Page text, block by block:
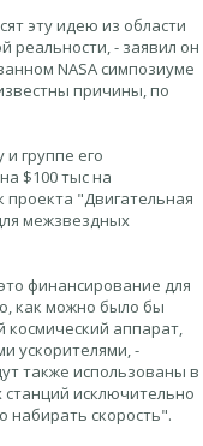
эту идею из области
реальности, - заявил он
NASA симпозиуме
причины, по
группе его
$100 тыс на
"Двигательная
межзвездных
финансирование для
как можно было бы
аппарат,
ускорителями, -
также использованы в
исключительно
набирать скорость".